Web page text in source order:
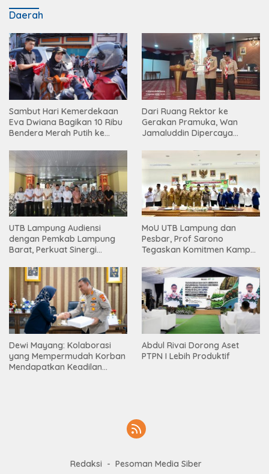
Daerah
Sambut Hari Kemerdekaan
Eva Dwiana Bagikan 10 Ribu
Bendera Merah Putih ke
Dari Ruang Rektor ke
Gerakan Pramuka, Wan
Jamaluddin Dipercaya
UTB Lampung Audiensi
dengan Pemkab Lampung
Barat, Perkuat Sinergi
Tinggi
MoU UTB Lampung dan
Pesbar, Prof Sarono
Tegaskan Komitmen Kampus
Masyarakat
Dewi Mayang: Kolaborasi
yang Mempermudah Korban
Mendapatkan Keadilan
Abdul Rivai Dorong Aset
PTPN I Lebih Produktif
Redaksi Pesoman Media Siber